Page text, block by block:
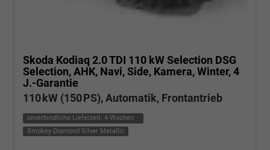
Skoda Kodiaq 2.0 TDI 110 kW Selection DSG
Selection, AHK, Navi, Side, Kamera, Winter, 4
J.-Garantie
110 kW (150 PS), Automatik, Frontantrieb
unverbindliche Lieferzeit: 4 Wochen
Smokey Diamond Silver Metallic